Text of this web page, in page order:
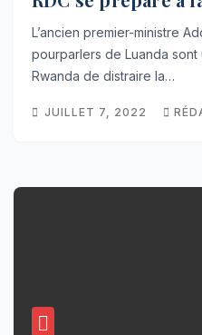
L’ancien premier-ministre
pourparlers de Luanda
Rwanda de distraire la…
JUILLET 7, 2022